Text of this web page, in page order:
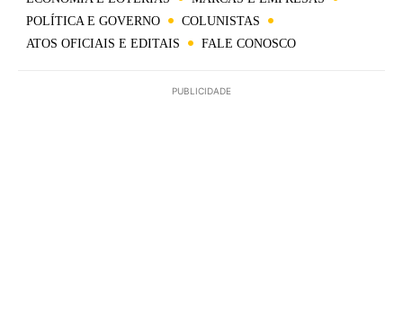
POLÍTICA E GOVERNO
COLUNISTAS
ATOS OFICIAIS E EDITAIS
FALE CONOSCO
PUBLICIDADE